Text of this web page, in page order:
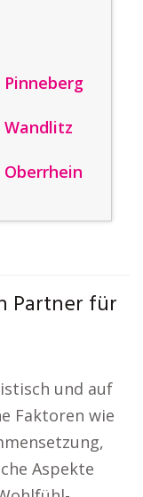
Partner für
und auf
Faktoren wie
Aspekte